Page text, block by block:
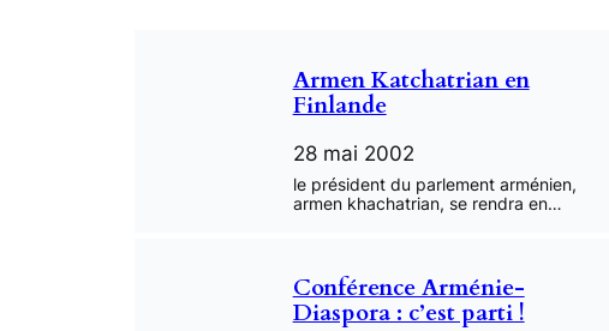
Armen Katchatrian en
Finlande
28 mai 2002
le président du parlement arménien,
armen khachatrian, se rendra en…
Conférence Arménie-
Diaspora : c’est parti !